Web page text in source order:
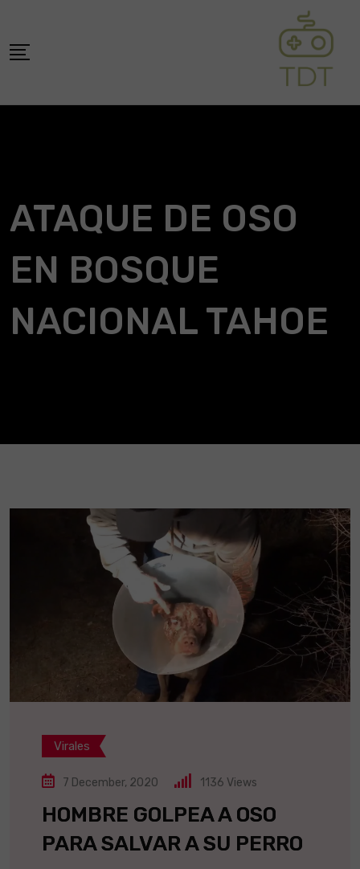
content
ATAQUE DE OSO
EN BOSQUE
NACIONAL TAHOE
Virales
7 December, 2020 1136 Views
HOMBRE GOLPEA A OSO
PARA SALVAR A SU PERRO